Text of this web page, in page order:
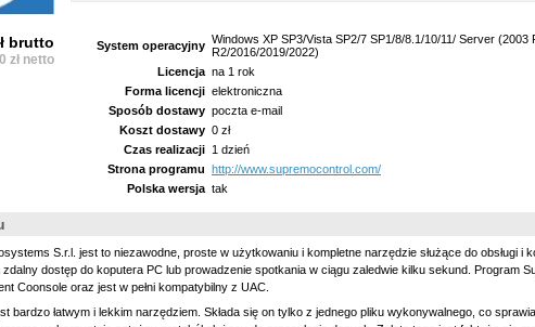
brutto
zł netto
System operacyjny Windows XP SP3/Vista SP2/7 SP1/8/8.1/10/11/ Server (2003
R2/2016/2019/2022)
Licencja na 1 rok
Forma licencji elektroniczna
Sposób dostawy poczta e-mail
Koszt dostawy 0 zł
Czas realizacji 1 dzień
Strona programu http://www.supremocontrol.com/
Polska wersja tak
S.r.l. jest to niezawodne, proste w użytkowaniu i kompletne narzędzie służące do obsługi i
dostęp do koputera PC lub prowadzenie spotkania w ciągu zaledwie kilku sekund. Program
Coonsole oraz jest w pełni kompatybilny z UAC.
bardzo łatwym i lekkim narzędziem. Składa się on tylko z jednego pliku wykonywalnego, co